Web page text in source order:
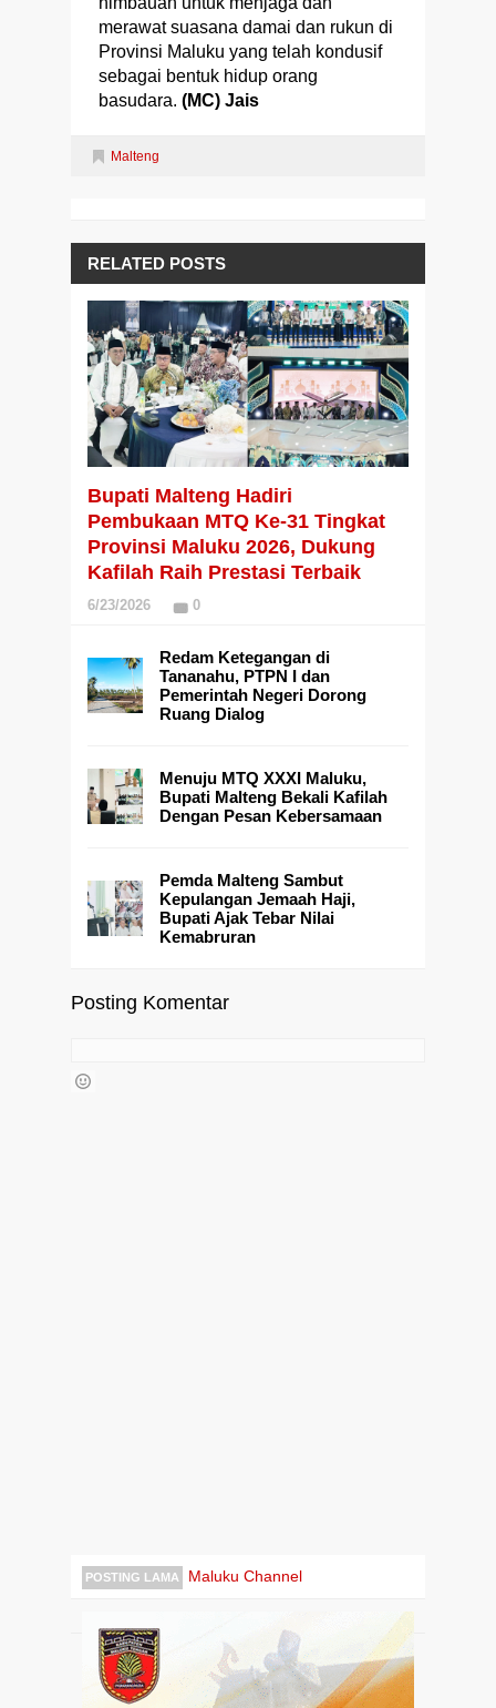
merawat suasana damai dan rukun di
Provinsi Maluku yang telah kondusif
sebagai bentuk hidup orang
basudara. (MC) Jais
Malteng
RELATED POSTS
Bupati Malteng Hadiri
Pembukaan MTQ Ke-31 Tingkat
Provinsi Maluku 2026, Dukung
Kafilah Raih Prestasi Terbaik
6/23/2026 0
Redam Ketegangan di
Tananahu, PTPN I dan
Pemerintah Negeri Dorong
Ruang Dialog
Menuju MTQ XXXI Maluku,
Bupati Malteng Bekali Kafilah
Dengan Pesan Kebersamaan
Pemda Malteng Sambut
Kepulangan Jemaah Haji,
Bupati Ajak Tebar Nilai
Kemabruran
Posting Komentar
POSTING LAMA Maluku Channel